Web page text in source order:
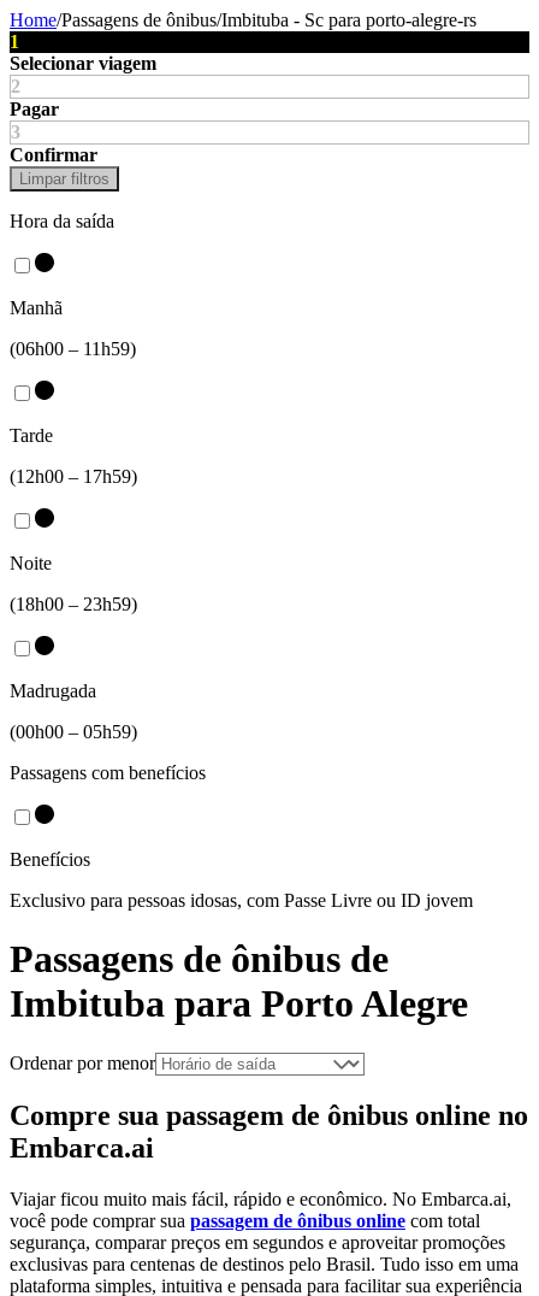
Home/Passagens de ônibus/Imbituba - Sc para porto-alegre-rs
1
Selecionar viagem
2
Pagar
3
Confirmar
Limpar filtros
Hora da saída
Manhã
(06h00 – 11h59)
Tarde
(12h00 – 17h59)
Noite
(18h00 – 23h59)
Madrugada
(00h00 – 05h59)
Passagens com benefícios
Benefícios
Exclusivo para pessoas idosas, com Passe Livre ou ID jovem
Passagens de ônibus de
Imbituba para Porto Alegre
Ordenar por menor
Compre sua passagem de ônibus online no
Embarca.ai
Viajar ficou muito mais fácil, rápido e econômico. No Embarca.ai,
você pode comprar sua passagem de ônibus online com total
segurança, comparar preços em segundos e aproveitar promoções
exclusivas para centenas de destinos pelo Brasil. Tudo isso em uma
plataforma simples, intuitiva e pensada para facilitar sua experiência